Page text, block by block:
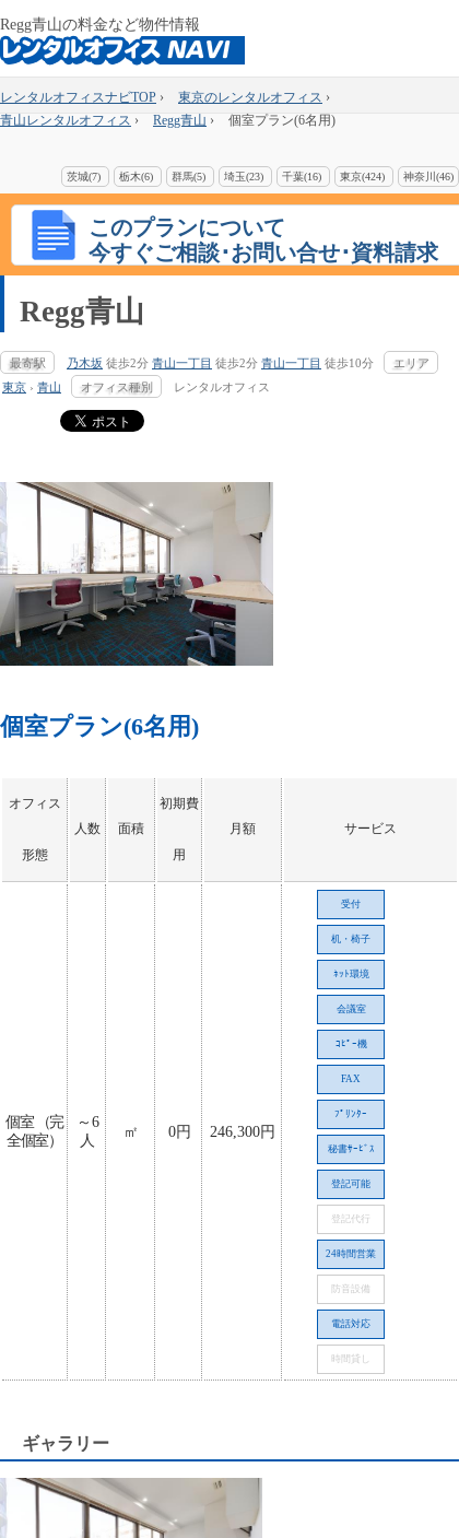
Regg青山の料金など物件情報
レンタルオフィスナビTOP › 東京のレンタルオフィス ›
青山レンタルオフィス › Regg青山 › 個室プラン(6名用)
茨城(7) 栃木(6) 群馬(5) 埼玉(23) 千葉(16) 東京(424) 神奈川(46)
このプランについて
今すぐご相談･お問い合せ･資料請求
Regg青山
最寄駅 乃木坂 徒歩2分 青山一丁目 徒歩2分 青山一丁目 徒歩10分
エリア
東京 › 青山 オフィス種別 レンタルオフィス
個室プラン(6名用)
オフィス
形態
人数 面積
初期費
用
月額 サービス
個室 （完
全個室）
～6
人
㎡ 0円 246,300円
受付
机・椅子
ﾈｯﾄ環境
会議室
ｺﾋﾟｰ機
FAX
ﾌﾟﾘﾝﾀｰ
秘書ｻｰﾋﾞｽ
登記可能
登記代行
24時間営業
防音設備
電話対応
時間貸し
ギャラリー